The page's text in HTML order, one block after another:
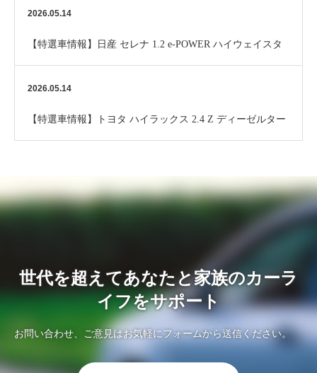
2026.05.14
【特選車情報】日産 セレナ 1.2 e-POWER ハイウェイスタ
ー V 10インチナビ （パール）…
2026.05.14
【特選車情報】トヨタ ハイラックス 2.4 Z ディーゼルター
世代を超えてあなたと家族のカーラ
イフをサポート
お問い合わせ、ご意見はお気軽にフォームから送信ください。